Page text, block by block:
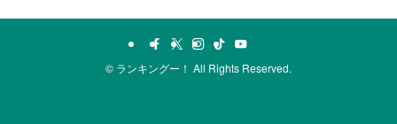
© ランキングー！ All Rights Reserved.